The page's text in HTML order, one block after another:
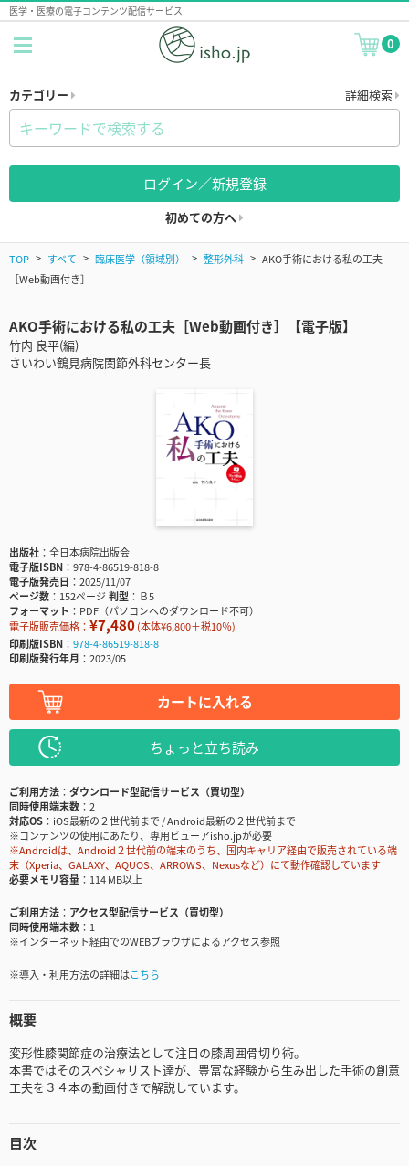
医学・医療の電子コンテンツ配信サービス
0
カテゴリー 詳細検索
ログイン／新規登録
初めての方へ
TOP すべて 臨床医学（領域別） 整形外科
AKO手術における私の工夫
［Web動画付き］
AKO手術における私の工夫［Web動画付き］【電子版】
竹内 良平(編)
さいわい鶴見病院関節外科センター長
出版社
全日本病院出版会
電子版ISBN
978-4-86519-818-8
電子版発売日
2025/11/07
ページ数
152ページ判型
Ｂ5
フォーマット
PDF（パソコンへのダウンロード不可）
電子版販売価格： ¥7,480(本体¥6,800＋税10％)
印刷版ISBN
978-4-86519-818-8
印刷版発行年月
2023/05
カートに入れる
ちょっと立ち読み
ご利用方法
ダウンロード型配信サービス（買切型）
同時使用端末数
2
対応OS
iOS最新の２世代前まで / Android最新の２世代前まで
※コンテンツの使用にあたり、専用ビューアisho.jpが必要
※Androidは、Android２世代前の端末のうち、国内キャリア経由で販売されている端
末（Xperia、GALAXY、AQUOS、ARROWS、Nexusなど）にて動作確認しています
必要メモリ容量
114 MB以上
ご利用方法
アクセス型配信サービス（買切型）
同時使用端末数
1
※インターネット経由でのWEBブラウザによるアクセス参照
※導入・利用方法の詳細はこちら
概要
変形性膝関節症の治療法として注目の膝周囲骨切り術。
本書ではそのスペシャリスト達が、豊富な経験から生み出した手術の創意
工夫を３４本の動画付きで解説しています。
目次